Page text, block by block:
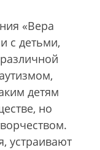
«Вера
с детьми,
детям
но
устраивают